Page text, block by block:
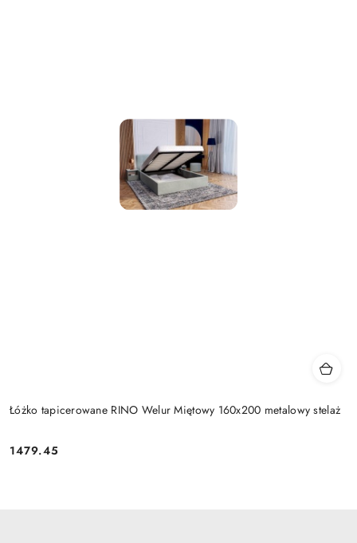
Łóżko tapicerowane RINO Welur Miętowy 160x200 metalowy stelaż
Cena:
1479.45